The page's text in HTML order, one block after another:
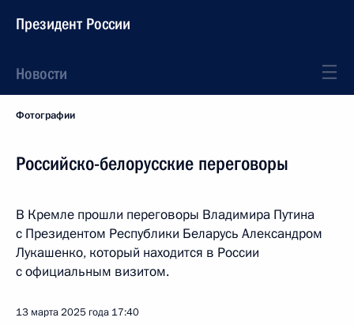
Президент России
Новости
Фотографии
Российско-белорусские переговоры
В Кремле прошли переговоры Владимира Путина
с Президентом Республики Беларусь Александром
Лукашенко, который находится в России
с официальным визитом.
13 марта 2025 года 17:40